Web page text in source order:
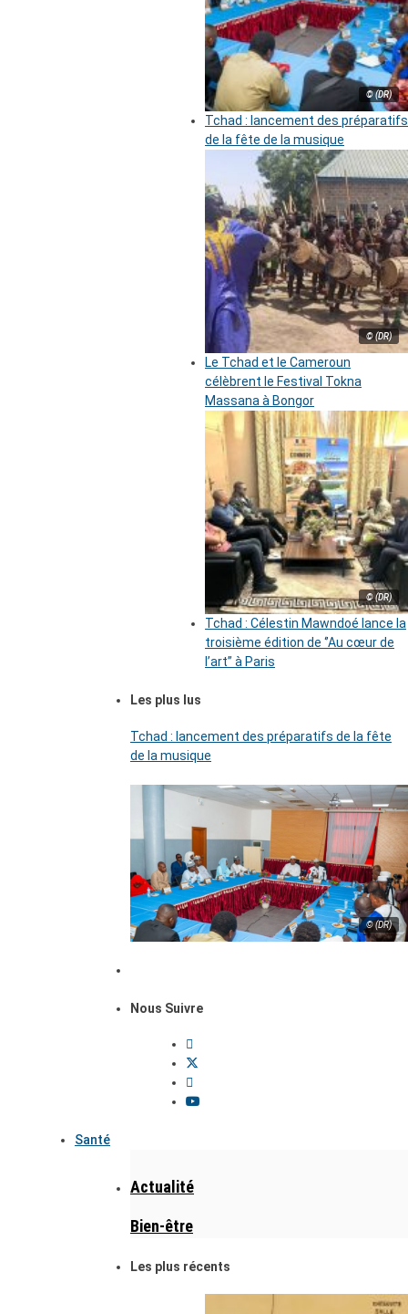
© (DR)
Tchad : lancement des préparatifs
de la fête de la musique
© (DR)
Le Tchad et le Cameroun
célèbrent le Festival Tokna
Massana à Bongor
© (DR)
Tchad : Célestin Mawndoé lance la
troisième édition de ‘’Au cœur de
l’art’’ à Paris
Les plus lus
Tchad : lancement des préparatifs de la fête
de la musique
© (DR)
Nous Suivre
Santé
Actualité
Bien-être
Les plus récents